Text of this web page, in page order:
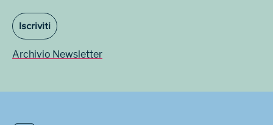
Iscriviti
Archivio Newsletter